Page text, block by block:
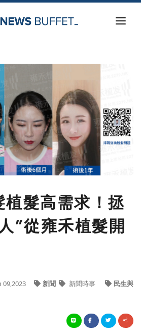
髮高需求！拯
”從雍禾植髮開
09,2023 新聞 新聞時事 民生與